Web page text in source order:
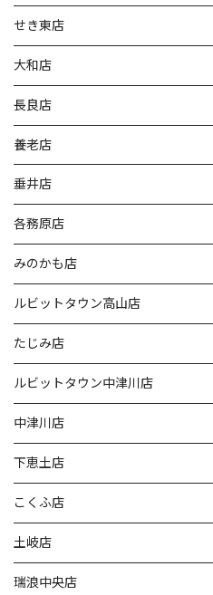
せき東店
大和店
長良店
養老店
垂井店
各務原店
みのかも店
ルビットタウン高山店
たじみ店
ルビットタウン中津川店
中津川店
下恵土店
こくふ店
土岐店
瑞浪中央店